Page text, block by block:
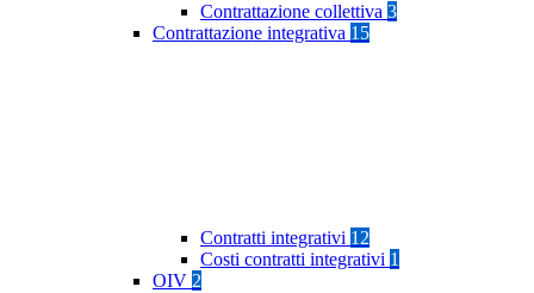
Contrattazione collettiva 3
Contrattazione integrativa 15
Contratti integrativi 12
Costi contratti integrativi 1
OIV 2